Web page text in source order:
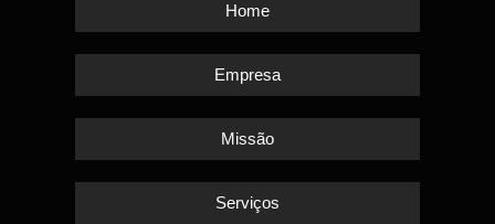
Home
Empresa
Missão
Serviços